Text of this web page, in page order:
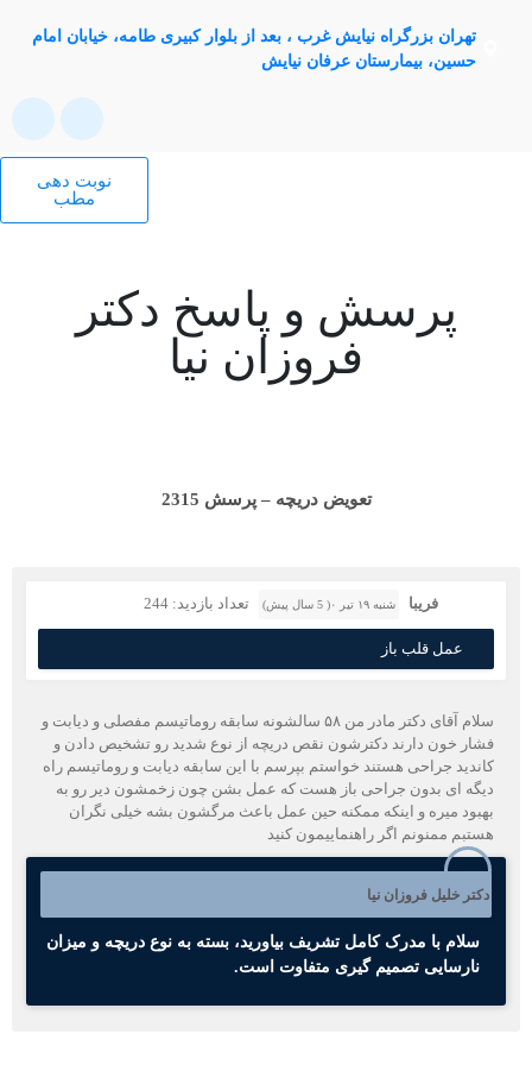
تهران بزرگراه نیایش غرب ، بعد از بلوار کبیری طامه، خیابان امام
حسین، بیمارستان عرفان نیایش
نوبت دهی
پرسش و پاسخ دکتر
فروزان نیا
تعویض دریچه – پرسش 2315
شنبه ۱۹ تیر ۰( 5 سال پیش) تعداد بازدید: 244
عمل قلب باز
سلام آقای دکتر مادر من ۵۸ سالشونه سابقه روماتیسم مفصلی و دیابت و
خون دارند دکترشون نقص دریچه از نوع شدید رو تشخیص دادن و
جراحی هستند خواستم بپرسم با این سابقه دیابت و روماتیسم راه
ای بدون جراحی باز هست که عمل بشن چون زخمشون دیر رو به
میره و اینکه ممکنه حین عمل باعث مرگشون بشه خیلی نگران
ممنونم اگر راهنماییمون کنید
دکتر خلیل فروزان نیا
سلام با مدرک کامل تشریف بیاورید، بسته به نوع دریچه و میزان
نارسایی تصمیم گیری متفاوت است.